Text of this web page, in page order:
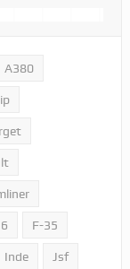
A380
F-35
Inde Jsf